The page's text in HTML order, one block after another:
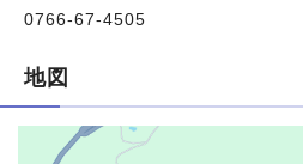
0766-67-4505
地図